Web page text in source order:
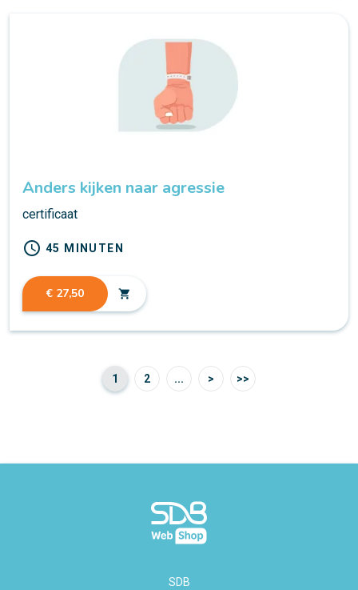
Anders kijken naar agressie
certificaat
schedule 45 MINUTEN
€ 27,50 shopping_cart
1 2 ... > >>
SDB